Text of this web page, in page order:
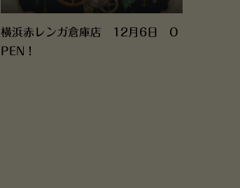
横浜赤レンガ倉庫店 12月6日 O
PEN！